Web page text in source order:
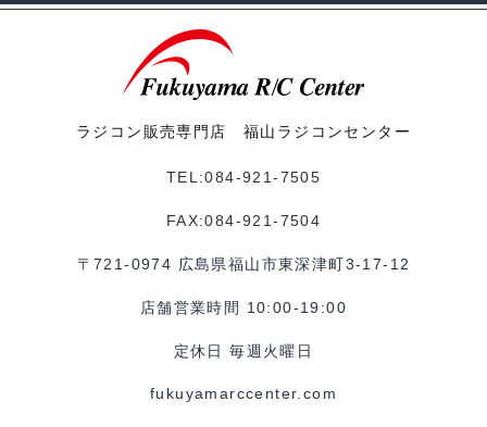
ラジコン販売専門店 福山ラジコンセンター
TEL:084-921-7505
FAX:084-921-7504
〒721-0974 広島県福山市東深津町3-17-12
店舗営業時間 10:00-19:00
定休日 毎週火曜日
fukuyamarccenter.com